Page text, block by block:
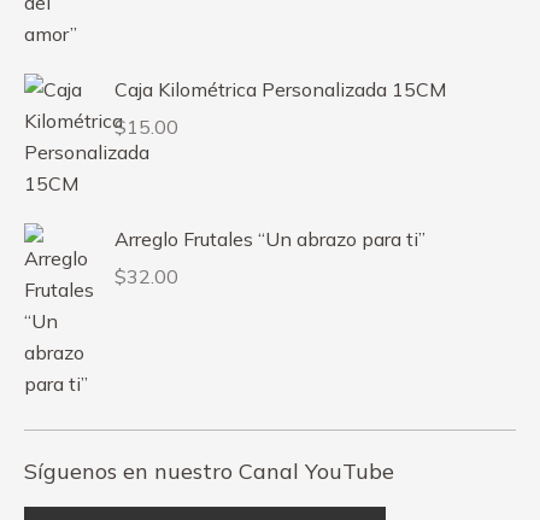
Caja Kilométrica Personalizada 15CM
$15.00
Arreglo Frutales “Un abrazo para ti”
$32.00
Síguenos en nuestro Canal YouTube